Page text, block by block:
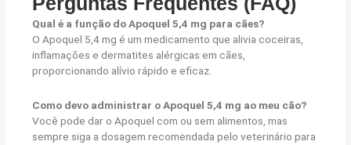
Qual é a função do Apoquel 5,4 mg para cães?
O Apoquel 5,4 mg é um medicamento que alivia coceiras,
inflamações e dermatites alérgicas em cães,
proporcionando alívio rápido e eficaz.
Como devo administrar o Apoquel 5,4 mg ao meu cão?
Você pode dar o Apoquel com ou sem alimentos, mas
sempre siga a dosagem recomendada pelo veterinário para